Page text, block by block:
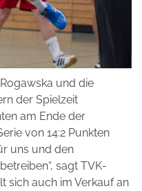
und die
der Spielzeit
am Ende der
von 14:2 Punkten
uns und den
sagt TVK-
sich auch im Verkauf an